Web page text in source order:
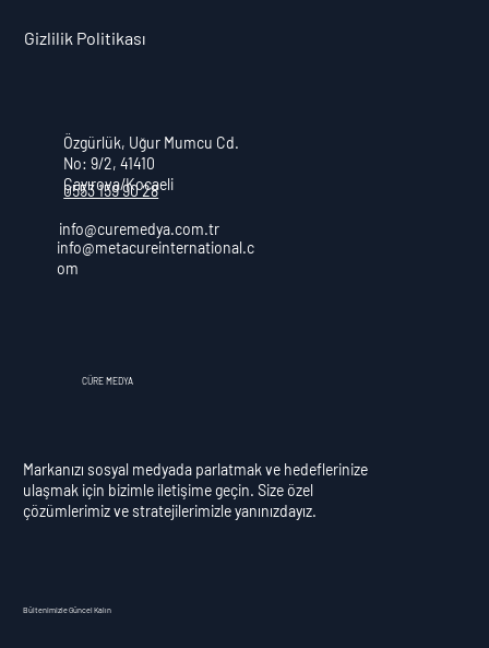
Gizlilik Politikası
Özgürlük, Uğur Mumcu Cd.
No: 9/2, 41410
Çayırova/Kocaeli
info@curemedya.com.tr
info@metacureinternational.c
om
0553 159 90 28
CÜRE MEDYA
Markanızı sosyal medyada parlatmak ve hedeflerinize
ulaşmak için bizimle iletişime geçin. Size özel
çözümlerimiz ve stratejilerimizle yanınızdayız.
Bültenimizle Güncel Kalın